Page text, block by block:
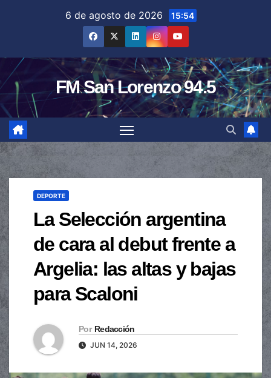
6 de agosto de 2026 15:54
FM San Lorenzo 94.5
DEPORTE
La Selección argentina
de cara al debut frente a
Argelia: las altas y bajas
para Scaloni
Por Redacción
JUN 14, 2026